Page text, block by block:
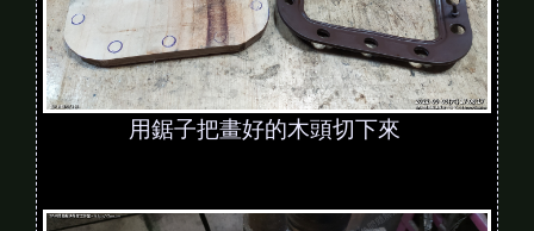
用鋸子把畫好的木頭切下來